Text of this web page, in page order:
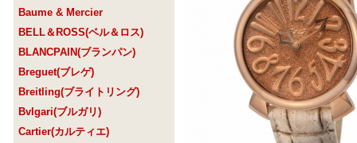
Baume & Mercier
BELL＆ROSS(ベル＆ロス)
BLANCPAIN(ブランパン)
Breguet(ブレゲ)
Breitling(ブライトリング)
Bvlgari(ブルガリ)
Cartier(カルティエ)